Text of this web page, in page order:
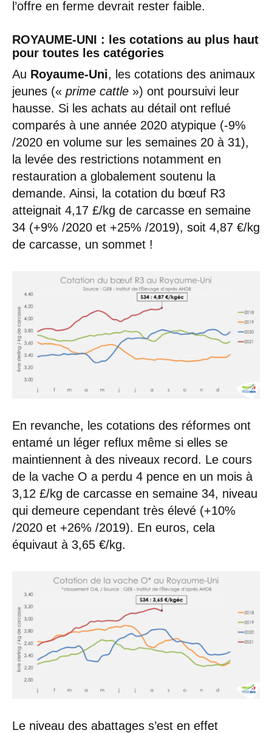
l’offre en ferme devrait rester faible.
ROYAUME-UNI : les cotations au plus haut
pour toutes les catégories
Au Royaume-Uni, les cotations des animaux
jeunes (« prime cattle ») ont poursuivi leur
hausse. Si les achats au détail ont reflué
comparés à une année 2020 atypique (-9%
/2020 en volume sur les semaines 20 à 31),
la levée des restrictions notamment en
restauration a globalement soutenu la
demande. Ainsi, la cotation du bœuf R3
atteignait 4,17 £/kg de carcasse en semaine
34 (+9% /2020 et +25% /2019), soit 4,87 €/kg
de carcasse, un sommet !
En revanche, les cotations des réformes ont
entamé un léger reflux même si elles se
maintiennent à des niveaux record. Le cours
de la vache O a perdu 4 pence en un mois à
3,12 £/kg de carcasse en semaine 34, niveau
qui demeure cependant très élevé (+10%
/2020 et +26% /2019). En euros, cela
équivaut à 3,65 €/kg.
Le niveau des abattages s’est en effet